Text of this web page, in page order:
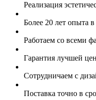
Реализация
Более 20 лет опыта
Работаем со всеми
Гарантия лучшей
Сотрудничаем с
Поставка точно в